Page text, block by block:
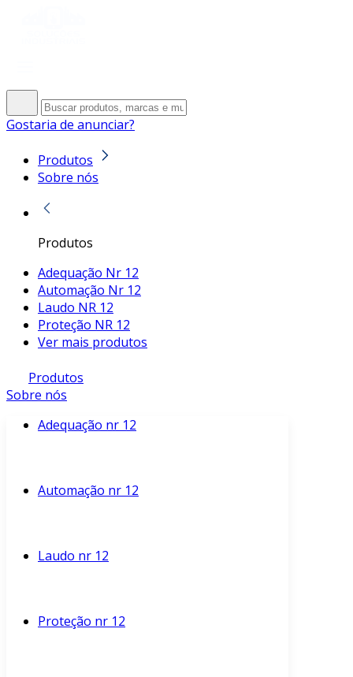
Gostaria de anunciar?
Produtos
Sobre nós
Produtos
Adequação Nr 12
Automação Nr 12
Laudo NR 12
Proteção NR 12
Ver mais produtos
Produtos
Sobre nós
Adequação nr 12
Automação nr 12
Laudo nr 12
Proteção nr 12